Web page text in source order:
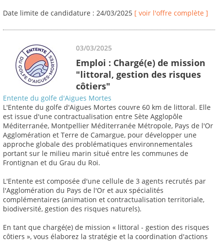
Date limite de candidature : 24/03/2025 [ voir l'offre complète ]
03/03/2025
Emploi : Chargé(e) de mission
"littoral, gestion des risques
côtiers"
Entente du golfe d'Aigues Mortes
L'Entente du golfe d'Aigues Mortes couvre 60 km de littoral. Elle
est issue d'une contractualisation entre Sète Agglopôle
Méditerranée, Montpellier Méditerranée Métropole, Pays de l'Or
Agglomération et Terre de Camargue, pour développer une
approche globale des problématiques environnementales
portant sur le milieu marin situé entre les communes de
Frontignan et du Grau du Roi.
L'Entente est composée d'une cellule de 3 agents recrutés par
l'Agglomération du Pays de l'Or et aux spécialités
complémentaires (animation et contractualisation territoriale,
biodiversité, gestion des risques naturels).
En tant que chargé(e) de mission « littoral - gestion des risques
côtiers », vous élaborez la stratégie et la coordination d'actions